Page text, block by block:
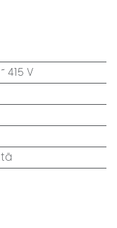
415 V